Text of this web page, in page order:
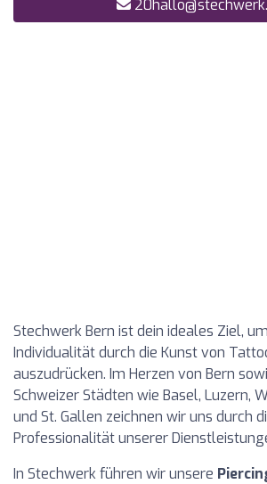
Stechwerk Bern ist dein ideales Ziel,
Individualität durch die Kunst von
auszudrücken. Im Herzen von Bern
Schweizer Städten wie Basel, Luzern,
und St. Gallen zeichnen wir uns durch
Professionalität unserer
In Stechwerk führen wir unsere